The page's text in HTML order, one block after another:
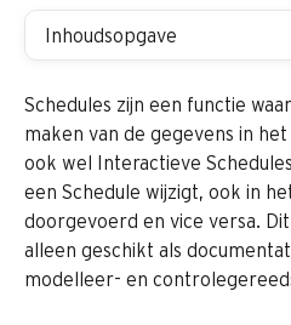
Inhoudsopgave
Schedules zijn een functie
maken van de gegevens in
ook wel Interactieve
een Schedule wijzigt, ook in
doorgevoerd en vice versa.
alleen geschikt als
modelleer- en